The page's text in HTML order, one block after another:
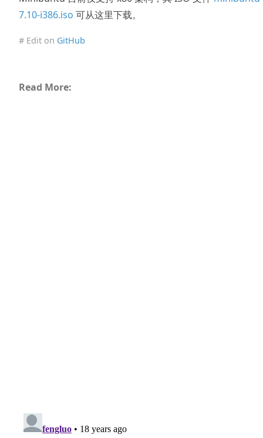
7.10-i386.iso 可从这里下载。
# Edit on GitHub
Read More: